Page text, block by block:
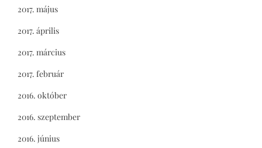
2017. május
2017. április
2017. március
2017. február
2016. október
2016. szeptember
2016. június